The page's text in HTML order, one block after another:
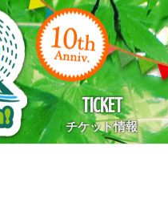
TICKET
チケット情報